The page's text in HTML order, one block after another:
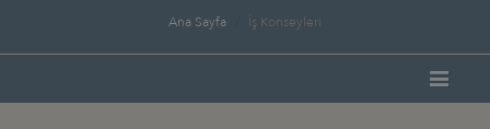
Ana Sayfa İş Konseyleri